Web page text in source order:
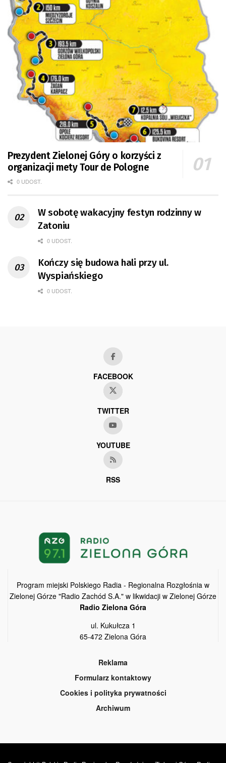
Prezydent Zielonej Góry o korzyści z
organizacji mety Tour de Pologne
0 UDOST.
W sobotę wakacyjny festyn rodzinny w
Zatoniu
0 UDOST.
Kończy się budowa hali przy ul.
Wyspiańskiego
0 UDOST.
FACEBOOK
TWITTER
YOUTUBE
RSS
Program miejski Polskiego Radia - Regionalna Rozgłośnia w
Zielonej Górze "Radio Zachód S.A." w likwidacji w Zielonej Górze
Radio Zielona Góra
ul. Kukułcza 1
65-472 Zielona Góra
Reklama
Formularz kontaktowy
Cookies i polityka prywatności
Archiwum